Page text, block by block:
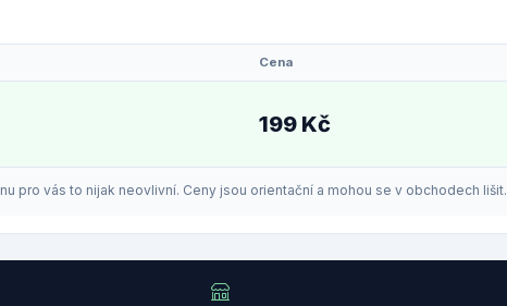
Cena
199 Kč
pro vás to nijak neovlivní. Ceny jsou orientační a mohou se v obchodech lišit.